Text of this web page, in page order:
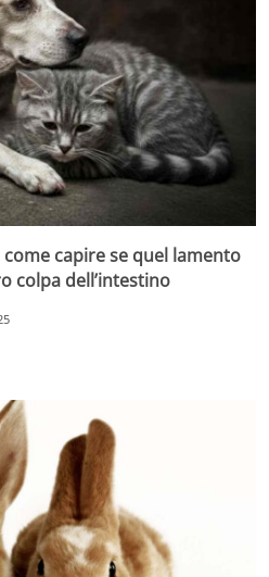
capire se quel lamento
colpa dell’intestino